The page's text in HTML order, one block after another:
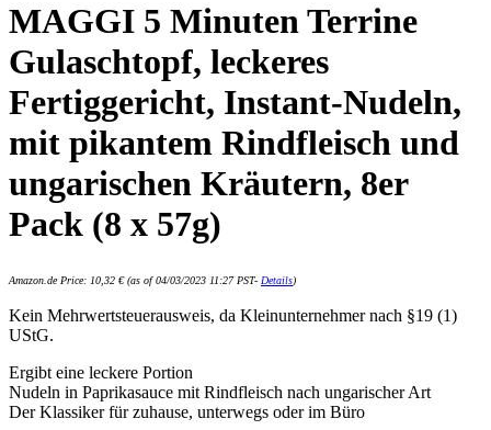
MAGGI 5 Minuten Terrine
Gulaschtopf, leckeres
Fertiggericht, Instant-Nudeln,
mit pikantem Rindfleisch und
ungarischen Kräutern, 8er
Pack (8 x 57g)
Amazon.de Price: 10,32 €(as of 04/03/2023 11:27 PST- Details)
Kein Mehrwertsteuerausweis, da Kleinunternehmer nach §19 (1)
UStG.
Ergibt eine leckere Portion
Nudeln in Paprikasauce mit Rindfleisch nach ungarischer Art
Der Klassiker für zuhause, unterwegs oder im Büro